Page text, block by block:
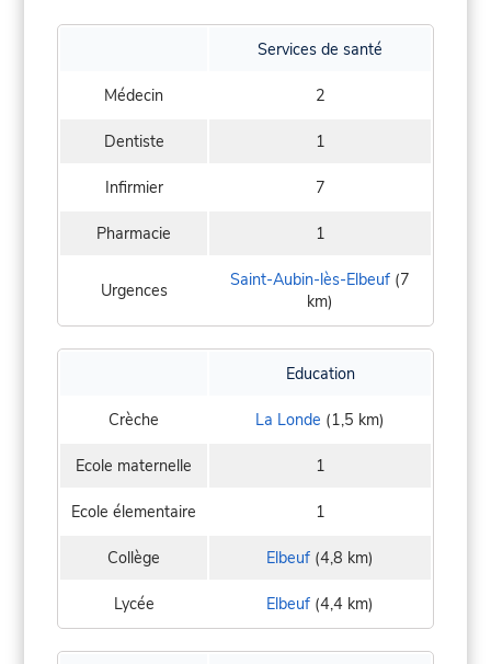
Services de santé
Médecin 2
Dentiste 1
Infirmier 7
Pharmacie 1
Urgences Saint-Aubin-lès-Elbeuf (7
km)
Education
Crèche La Londe (1,5 km)
Ecole maternelle 1
Ecole élementaire 1
Collège Elbeuf (4,8 km)
Lycée Elbeuf (4,4 km)